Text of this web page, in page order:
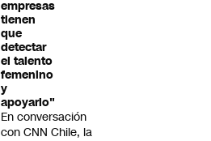
empresas
tienen
que
detectar
el talento
femenino
y
apoyarlo"
En conversación
con CNN Chile, la